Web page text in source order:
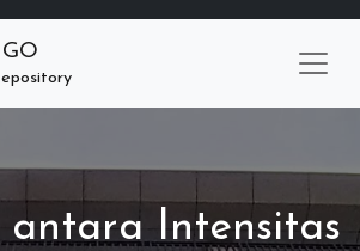
antara Intensitas